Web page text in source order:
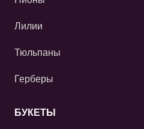
Лилии
Тюльпаны
Герберы
БУКЕТЫ